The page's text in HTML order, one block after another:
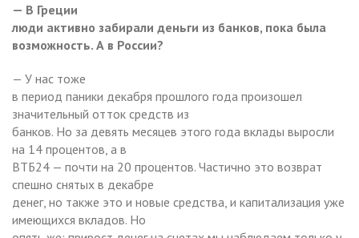
— В Греции
люди активно забирали деньги из банков, пока была
возможность. А в России?
— У нас тоже
в период паники декабря прошлого года произошел
значительный отток средств из
банков. Но за девять месяцев этого года вклады выросли
на 14 процентов, а в
ВТБ24 — почти на 20 процентов. Частично это возврат
спешно снятых в декабре
денег, но также это и новые средства, и капитализация уже
имеющихся вкладов. Но